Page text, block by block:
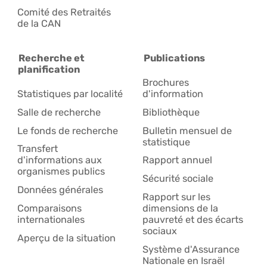
Comité des Retraités
de la CAN
Recherche et
planification
Statistiques par localité
Salle de recherche
Le fonds de recherche
Transfert
d'informations aux
organismes publics
Données générales
Comparaisons
internationales
Aperçu de la situation
Publications
Brochures
d'information
Bibliothèque
Bulletin mensuel de
statistique
Rapport annuel
Sécurité sociale
Rapport sur les
dimensions de la
pauvreté et des écarts
sociaux
Système d'Assurance
Nationale en Israël